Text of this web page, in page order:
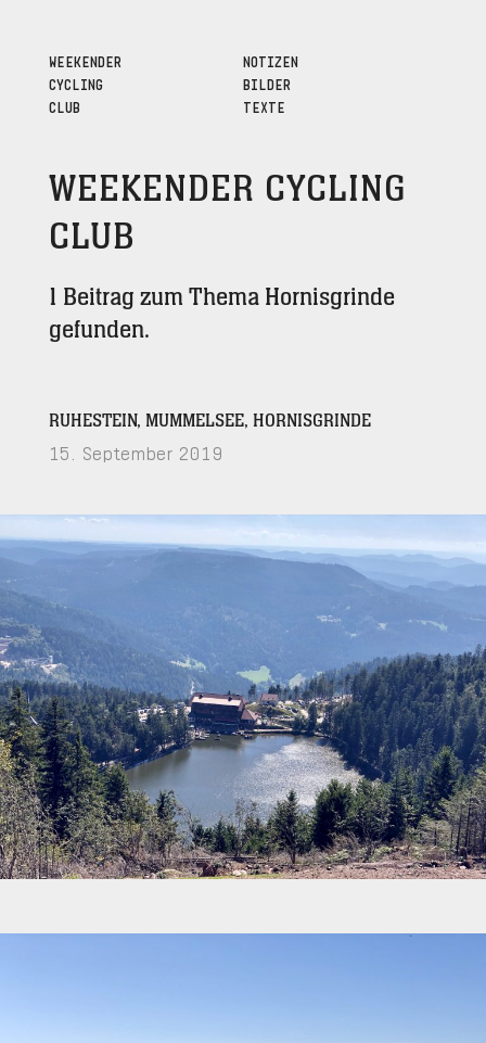
WEEKENDER
CYCLING
CLUB
NOTIZEN
BILDER
TEXTE
WEEKENDER CYCLING
CLUB
1 Beitrag zum Thema Hornisgrinde
gefunden.
RUHESTEIN, MUMMELSEE, HORNISGRINDE
15. September 2019